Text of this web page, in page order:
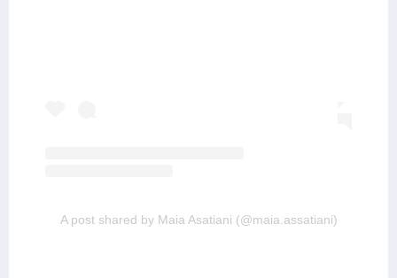
A post shared by Maia Asatiani (@maia.assatiani)